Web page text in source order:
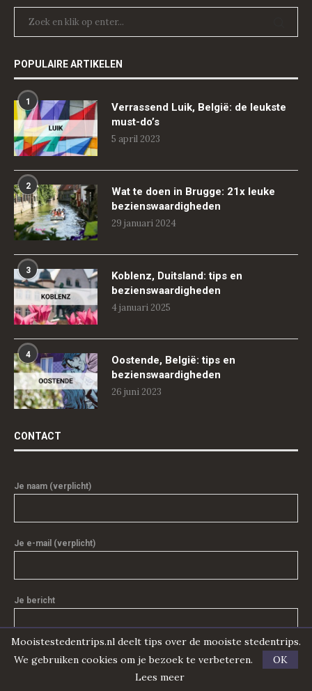
POPULAIRE ARTIKELEN
1
Verrassend Luik, België: de leukste
must-do’s
5 april 2023
2
Wat te doen in Brugge: 21x leuke
bezienswaardigheden
29 januari 2024
3
Koblenz, Duitsland: tips en
bezienswaardigheden
4 januari 2025
4
Oostende, België: tips en
bezienswaardigheden
26 juni 2023
CONTACT
Je naam (verplicht)
Je e-mail (verplicht)
Je bericht
Mooistestedentrips.nl deelt tips over de mooiste stedentrips.
We gebruiken cookies om je bezoek te verbeteren.
OK
Lees meer